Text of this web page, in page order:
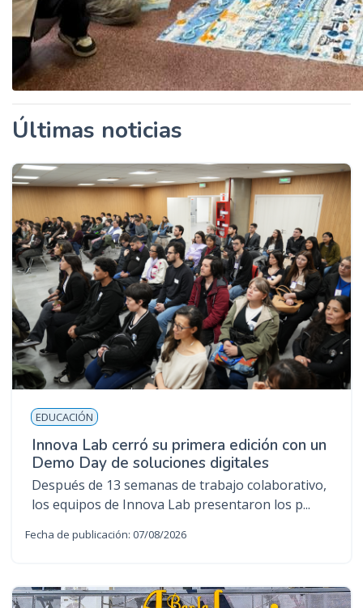
Últimas noticias
EDUCACIÓN
Innova Lab cerró su primera edición con un
Demo Day de soluciones digitales
Después de 13 semanas de trabajo colaborativo,
los equipos de Innova Lab presentaron los p...
Fecha de publicación: 07/08/2026